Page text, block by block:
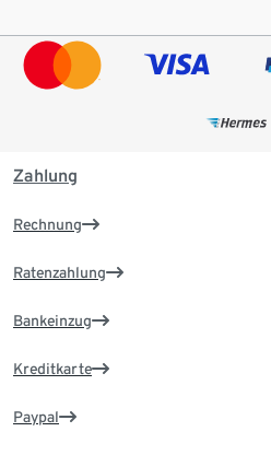
Zahlung
Rechnung
Ratenzahlung
Bankeinzug
Kreditkarte
Paypal